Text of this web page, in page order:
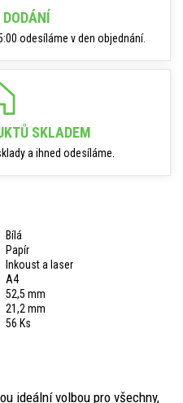
odesíláme v den objednání.
SKLADEM
a ihned odesíláme.
Bílá
Papír
Inkoust a laser
A4
52,5 mm
21,2 mm
56 Ks
ideální volbou pro všechny,